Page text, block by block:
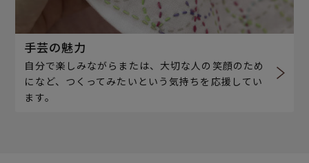
手芸の魅力
自分で楽しみながらまたは、大切な人の笑顔のため
になど、つくってみたいという気持ちを応援してい
ます。